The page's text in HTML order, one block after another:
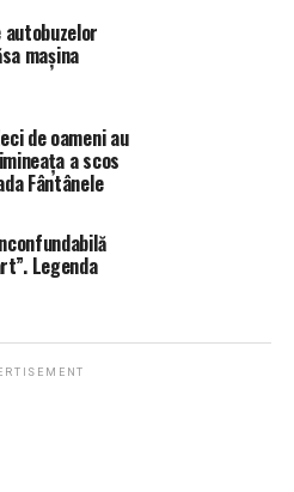
mașina
de oameni au
a scos
Fântânele
Legenda